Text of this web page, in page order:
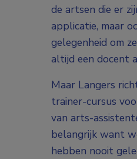
de artsen die er
applicatie, maar
gelegenheid om
altijd een docent
Maar Langers
trainer-cursus
van arts-
belangrijk want
hebben nooit